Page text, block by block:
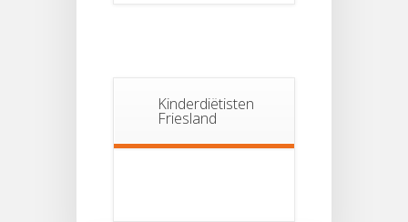
Kinderdiëtisten
Friesland